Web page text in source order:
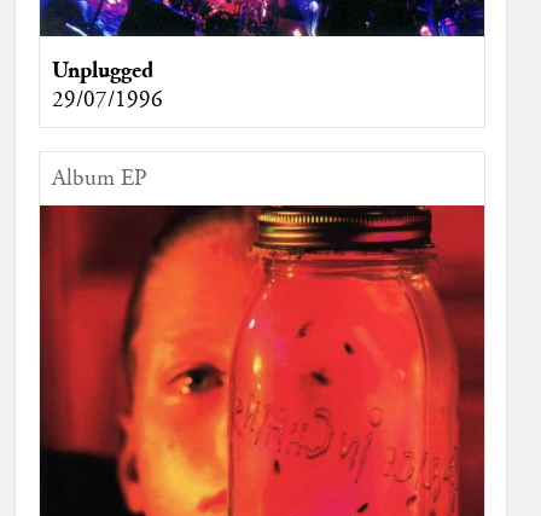
Unplugged
29/07/1996
Album EP